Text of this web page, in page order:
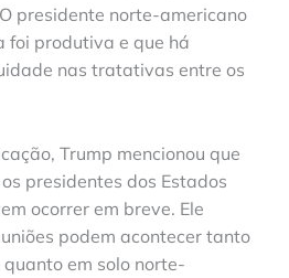
presidente norte-americano
foi produtiva e que há
nas tratativas entre os
Trump mencionou que
presidentes dos Estados
ocorrer em breve. Ele
podem acontecer tanto
em solo norte-